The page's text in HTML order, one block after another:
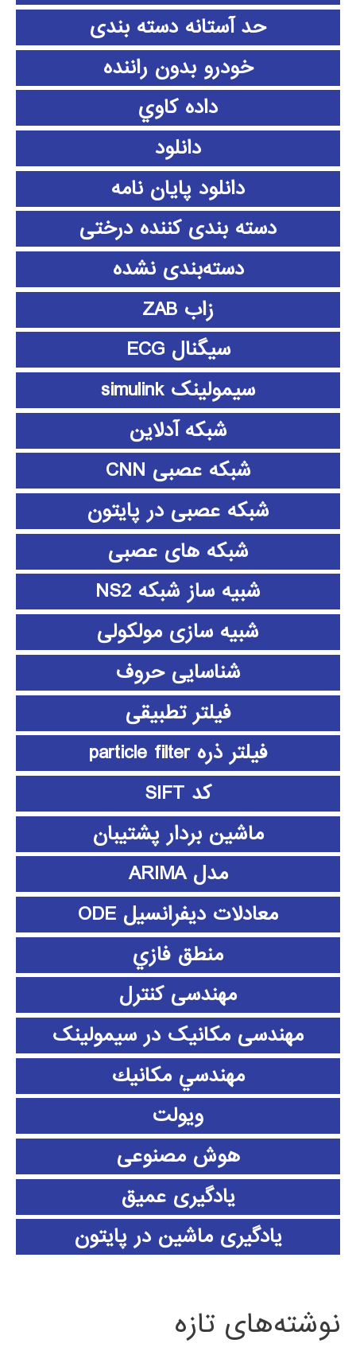
حد آستانه دسته بندی
خودرو بدون راننده
داده كاوي
دانلود
دانلود پايان نامه
دسته بندی کننده درختی
دسته‌بندی نشده
زاب ZAB
سیگنال ECG
سیمولینک simulink
شبکه آدلاین
شبکه عصبی CNN
شبکه عصبی در پایتون
شبکه های عصبی
شبیه ساز شبکه NS2
شبیه سازی مولکولی
شناسایی حروف
فیلتر تطبیقی
فیلتر ذره particle filter
کد SIFT
ماشین بردار پشتیبان
مدل ARIMA
معادلات دیفرانسیل ODE
منطق فازي
مهندسی کنترل
مهندسی مکانیک در سیمولینک
مهندسي مكانيك
ویولت
هوش مصنوعی
یادگیری عمیق
یادگیری ماشین در پایتون
نوشته‌های تازه